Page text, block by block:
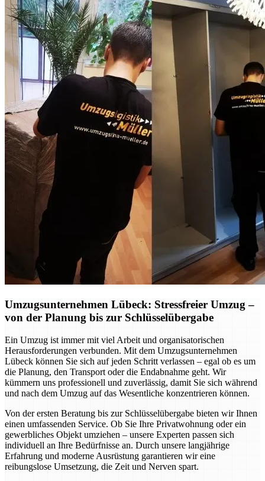
Umzugsunternehmen Lübeck: Stressfreier Umzug –
von der Planung bis zur Schlüsselübergabe
Ein Umzug ist immer mit viel Arbeit und organisatorischen
Herausforderungen verbunden. Mit dem Umzugsunternehmen
Lübeck können Sie sich auf jeden Schritt verlassen – egal ob es um
die Planung, den Transport oder die Endabnahme geht. Wir
kümmern uns professionell und zuverlässig, damit Sie sich während
und nach dem Umzug auf das Wesentliche konzentrieren können.
Von der ersten Beratung bis zur Schlüsselübergabe bieten wir Ihnen
einen umfassenden Service. Ob Sie Ihre Privatwohnung oder ein
gewerbliches Objekt umziehen – unsere Experten passen sich
individuell an Ihre Bedürfnisse an. Durch unsere langjährige
Erfahrung und moderne Ausrüstung garantieren wir eine
reibungslose Umsetzung, die Zeit und Nerven spart.